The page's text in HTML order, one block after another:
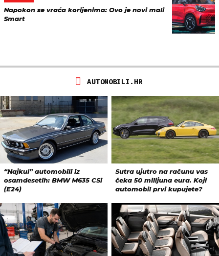
Napokon se vraća korijenima: Ovo je novi mali
Smart